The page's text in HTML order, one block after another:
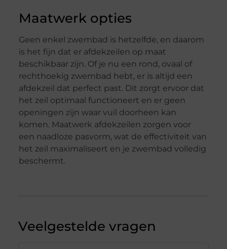
Maatwerk opties
Geen enkel zwembad is hetzelfde, en daarom
is het fijn dat er afdekzeilen op maat
beschikbaar zijn. Of je nu een rond, ovaal of
rechthoekig zwembad hebt, er is altijd een
afdekzeil dat perfect past. Dit zorgt ervoor dat
het zeil optimaal functioneert en er geen
openingen zijn waar vuil doorheen kan
komen. Maatwerk afdekzeilen zorgen voor
een naadloze pasvorm, wat de effectiviteit van
het zeil maximaliseert en je zwembad volledig
beschermt.
Veelgestelde vragen